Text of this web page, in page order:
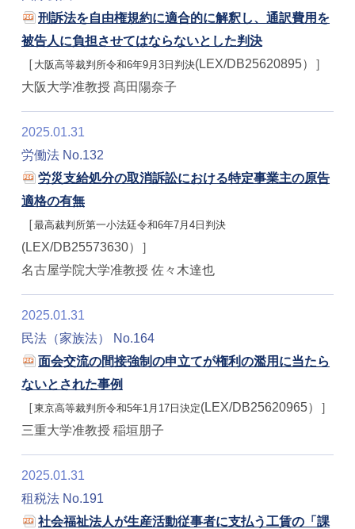
刑訴法を自由権規約に適合的に解釈し、通訳費用を
被告人に負担させてはならないとした判決
［ 大阪高等裁判所令和6年9月3日判決(LEX/DB25620895）］
大阪大学准教授 髙田陽奈子
2025.01.31
労働法 No.132
労災支給処分の取消訴訟における特定事業主の原告
適格の有無
［最高裁判所第一小法廷令和6年7月4日判決
(LEX/DB25573630）］
名古屋学院大学准教授 佐々木達也
2025.01.31
民法（家族法） No.164
面会交流の間接強制の申立てが権利の濫用に当たら
ないとされた事例
［東京高等裁判所令和5年1月17日決定(LEX/DB25620965）］
三重大学准教授 稲垣朋子
2025.01.31
租税法 No.191
社会福祉法人が生産活動従事者に支払う工賃の「課